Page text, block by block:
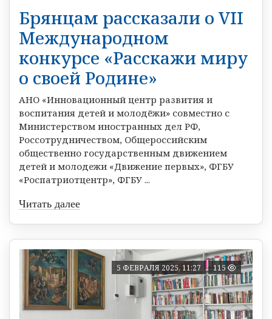
Брянцам рассказали о VII
Международном
конкурсе «Расскажи миру
о своей Родине»
АНО «Инновационный центр развития и
воспитания детей и молодёжи» совместно с
Министерством иностранных дел РФ,
Россотрудничеством, Общероссийским
общественно государственным движением
детей и молодежи «Движение первых», ФГБУ
«Роспатриотцентр», ФГБУ ...
Читать далее
5 ФЕВРАЛЯ 2025, 11:27 115